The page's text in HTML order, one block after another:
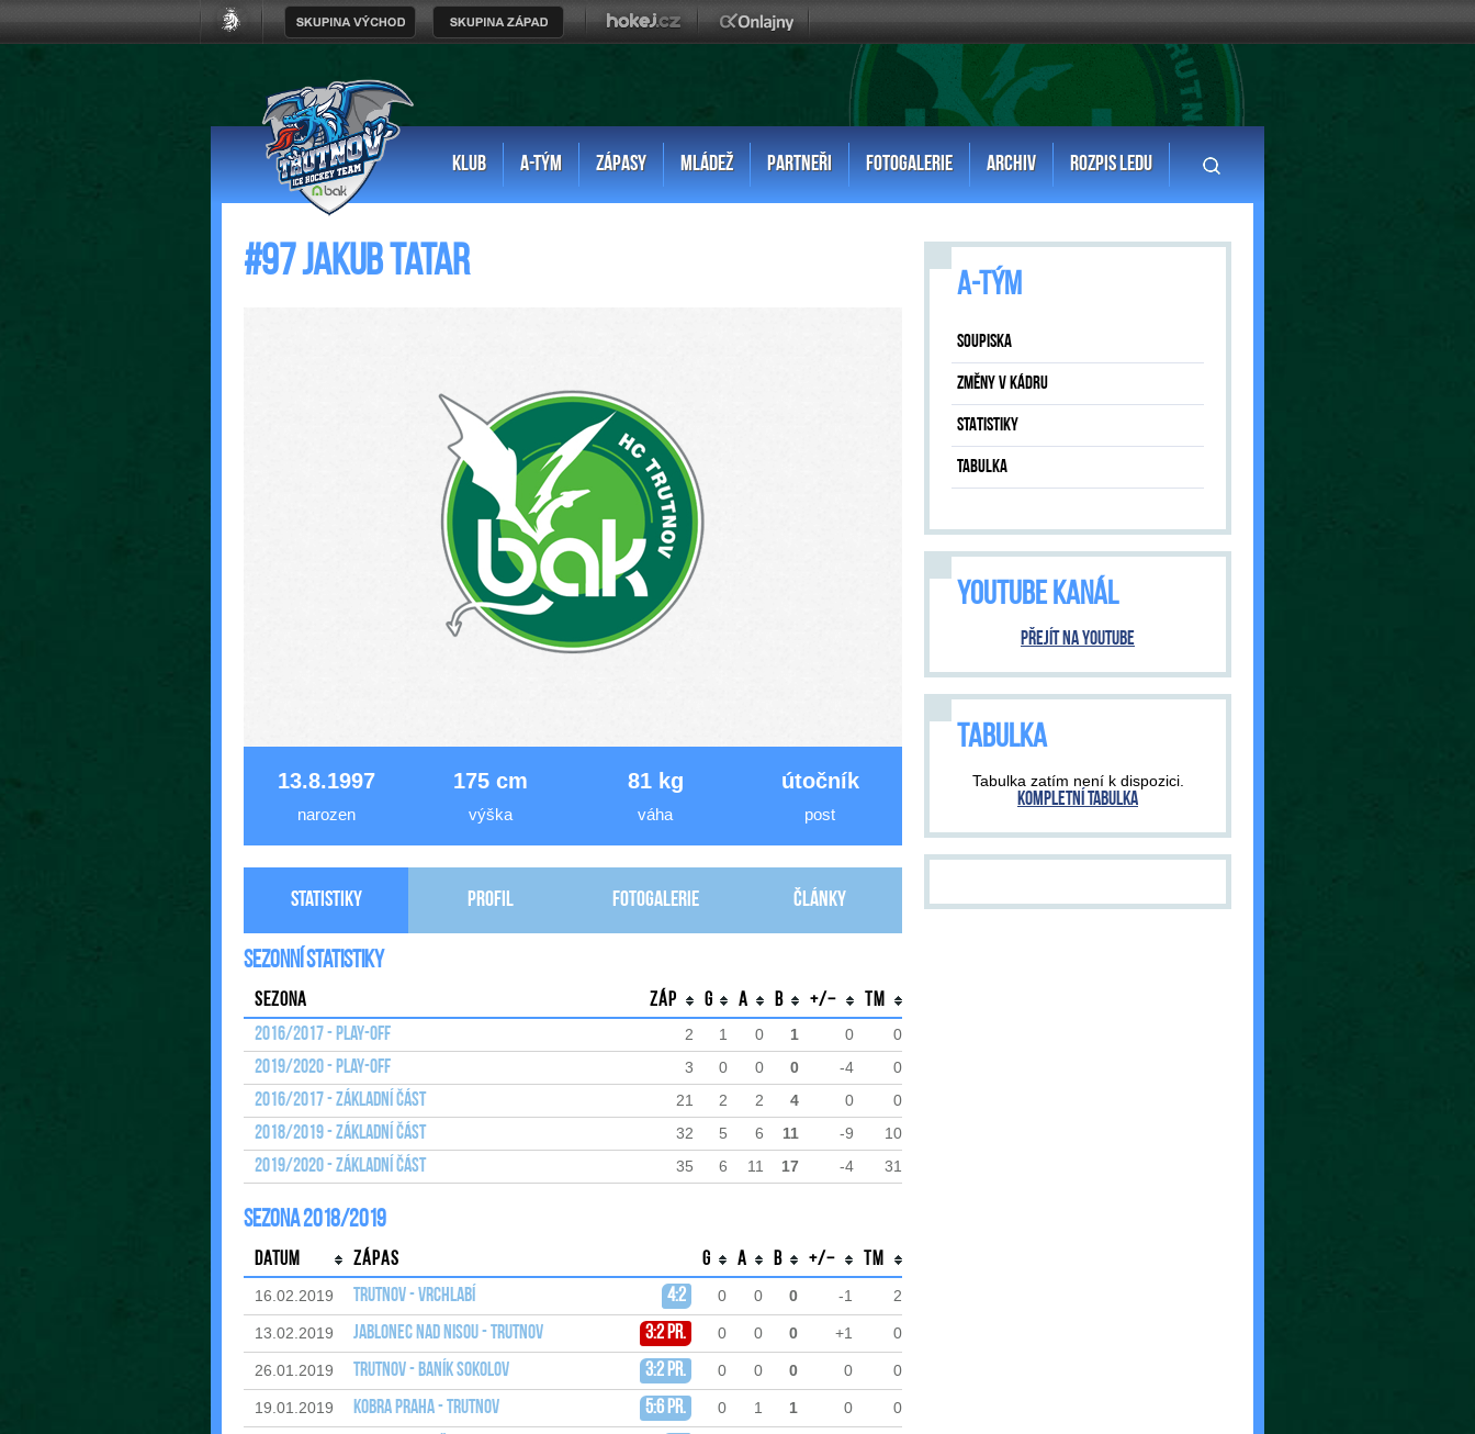
KLUB A-TÝM ZÁPASY MLÁDEŽ PARTNEŘI FOTOGALERIE ARCHIV ROZPIS LEDU
#97 Jakub Tatar
13.8.1997
narozen
175 cm
výška
81 kg
váha
útočník
post
Statistiky Profil Fotogalerie Články
Sezonní statistiky
Sezona Záp G A B +/−
TM
2016/2017 - Play-off
2 1 0 1 0 0
2019/2020 - Play-off 3 0 0 0 -4 0
2016/2017 - Základní část 21 2 2 4 0 0
2018/2019 - Základní část 32 5 6 11 -9 10
2019/2020 - Základní část 35 6 11 17 -4 31
Sezona 2018/2019
Datum Zápas G A B +/− TM
16.02.2019 Trutnov - Vrchlabí 4:2 0 0 0 -1 2
13.02.2019 Jablonec nad Nisou - Trutnov 3:2 pr. 0 0 0 +1 0
26.01.2019 Trutnov - Baník Sokolov 3:2 pr. 0 0 0 0 0
19.01.2019 Kobra Praha - Trutnov 5:6 pr. 0 1 1 0 0
A-TÝM
SOUPISKA
ZMĚNY V KÁDRU
STATISTIKY
TABULKA
YOUTUBE KANÁL
Přejít na YouTube
TABULKA
Tabulka zatím není k dispozici.
Kompletní tabulka